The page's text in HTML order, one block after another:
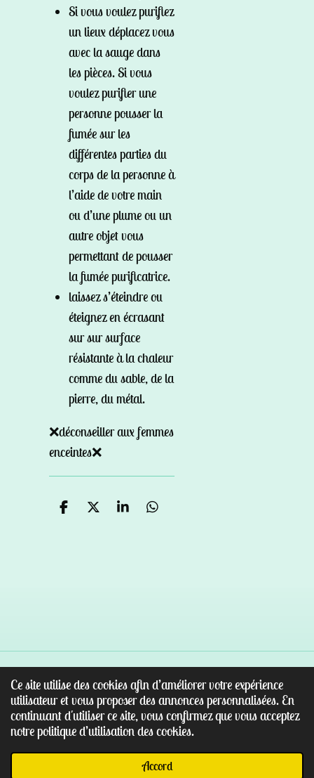
Ce site utilise des cookies afin d’améliorer votre expérience
utilisateur et vous proposer des annonces personnalisées. En
continuant d'utiliser ce site, vous confirmez que vous acceptez
notre politique d’utilisation des cookies.
Accord
Si vous voulez purifiez
un lieux déplacez vous
avec la sauge dans
les pièces. Si vous
voulez purifier une
personne pousser la
fumée sur les
différentes parties du
corps de la personne à
l’aide de votre main
ou d’une plume ou un
autre objet vous
permettant de pousser
la fumée purificatrice.
laissez s’éteindre ou
éteignez en écrasant
sur sur surface
résistante à la chaleur
comme du sable, de la
pierre, du métal.
❌déconseiller aux femmes
enceintes❌
P
P
P
P
© 2022 - 2026 Au paradis des pierres
Propulsé par Webador
Facebook